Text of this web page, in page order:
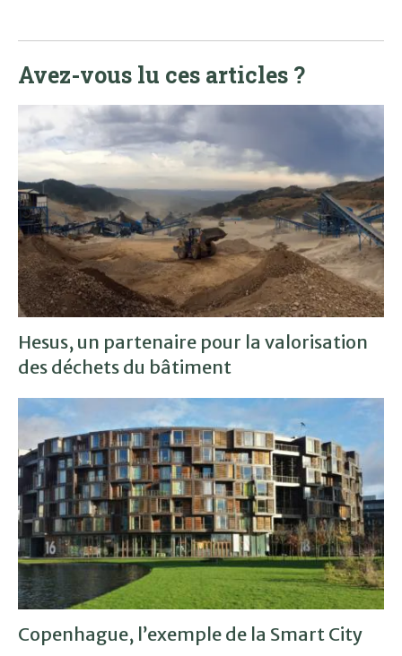
Avez-vous lu ces articles ?
Hesus, un partenaire pour la valorisation
des déchets du bâtiment
Copenhague, l’exemple de la Smart City